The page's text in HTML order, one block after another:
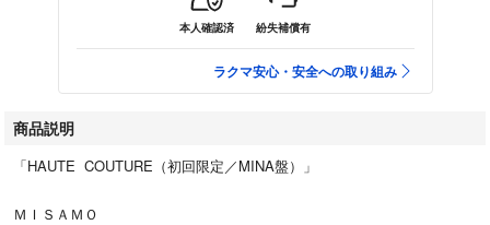
本人確認済 紛失補償有
ラクマ安心・安全への取り組み
商品説明
「HAUTE COUTURE（初回限定／MINA盤）」
ＭＩＳＡＭＯ